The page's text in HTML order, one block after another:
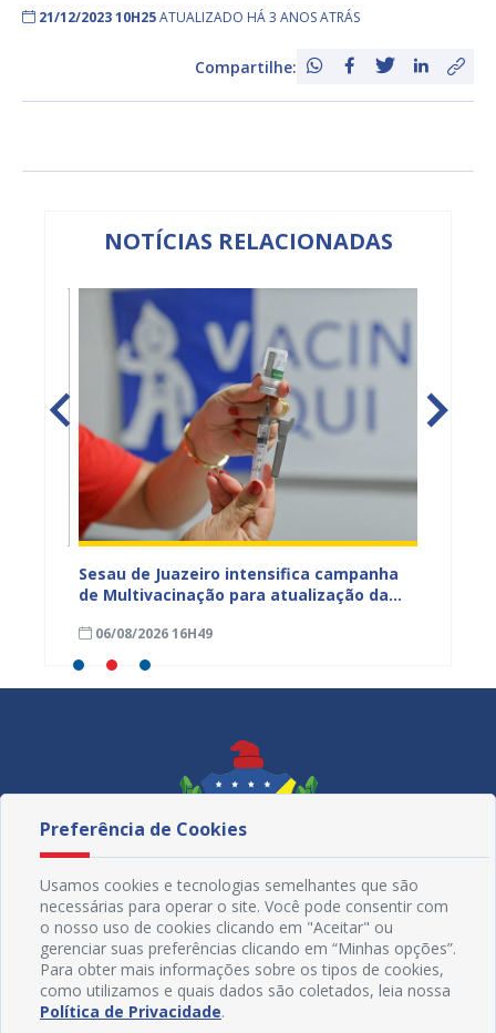
21/12/2023 10H25ATUALIZADO HÁ 3 ANOS ATRÁS
Compartilhe:
NOTÍCIAS RELACIONADAS
Sesau de Juazeiro intensifica campanha
de Multivacinação para atualização da
06/08/2026 16H49
Redes Sociais
Preferência de Cookies
Usamos cookies e tecnologias semelhantes que são
necessárias para operar o site. Você pode consentir com
o nosso uso de cookies clicando em "Aceitar" ou
gerenciar suas preferências clicando em “Minhas opções”.
Para obter mais informações sobre os tipos de cookies,
como utilizamos e quais dados são coletados, leia nossa
Política de Privacidade.